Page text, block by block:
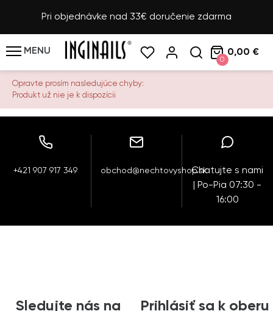
Pri objednávke nad 33€ doručenie zdarma
MENU
0
0,00 €
Opravte prosím nasledujúce chyby:
Produkt už nie je k dispozícii
+421 907 917 349 obchod@nechtovyshop.skChatujte s nami
| Po-Pia 07:30 -
16:00
Sledujte nás na
Prihlásiť sa k oberu